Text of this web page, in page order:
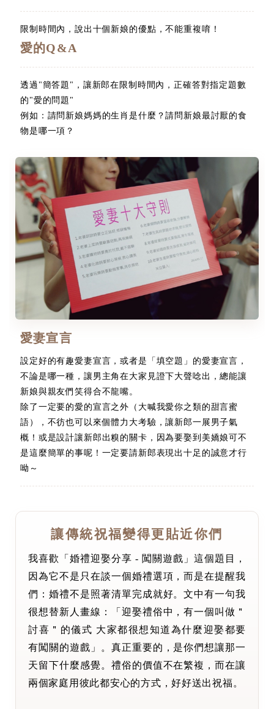
限制時間內，說出十個新娘的優點，不能重複唷！
愛的Q&A
透過"簡答題"，讓新郎在限制時間內，正確答對指定題數
的"愛的問題"
例如：請問新娘媽媽的生肖是什麼？請問新娘最討厭的食
物是哪一項？
愛妻宣言
設定好的有趣愛妻宣言，或者是「填空題」的愛妻宣言，
不論是哪一種，讓男主角在大家見證下大聲唸出，總能讓
新娘與親友們笑得合不龍嘴。
除了一定要的愛的宣言之外（大喊我愛你之類的甜言蜜
語），不彷也可以來個體力大考驗，讓新郎一展男子氣
概！或是設計讓新郎出糗的關卡，因為要娶到美嬌娘可不
是這麼簡單的事呢！一定要請新郎表現出十足的誠意才行
呦～
讓傳統祝福變得更貼近你們
我喜歡「婚禮迎娶分享 - 闖關遊戲」這個題目，
因為它不是只在談一個婚禮選項，而是在提醒我
們：婚禮不是照著清單完成就好。文中有一句我
很想替新人畫線：「迎娶禮俗中，有一個叫做＂
討喜＂的儀式 大家都很想知道為什麼迎娶都要
有闖關的遊戲」。真正重要的，是你們想讓那一
天留下什麼感覺。禮俗的價值不在繁複，而在讓
兩個家庭用彼此都安心的方式，好好送出祝福。